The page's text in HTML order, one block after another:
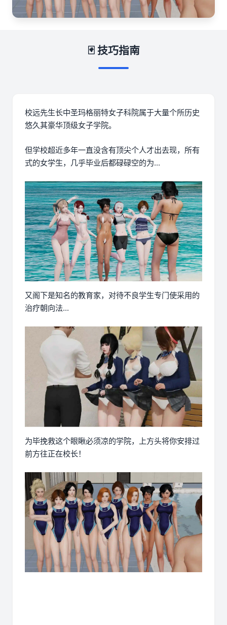
🃏 技巧指南
校远先生长中圣玛格丽特女子科院属于大量个所历史
悠久其豪华顶级女子学院。
但学校超近多年一直没含有顶尖个人才出去现，所有
式的女学生，几乎毕业后都碌碌空的为...
又阁下是知名的教育家，对待不良学生专门使采用的
治疗朝向法...
为毕挽救这个眼瞅必须凉的学院，上方头将你安排过
前方往正在校长！